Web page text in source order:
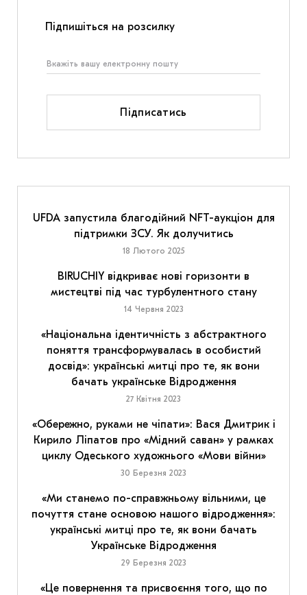
Підпишіться на розсилку
Підписатись
UFDA запустила благодійний NFT-аукціон для
підтримки ЗСУ. Як долучитись
18 Лютого 2025
BIRUCHIY відкриває нові горизонти в
мистецтві під час турбулентного стану
14 Червня 2023
«Національна ідентичність з абстрактного
поняття трансформувалась в особистий
досвід»: українські митці про те, як вони
бачать українське Відродження
27 Квітня 2023
«Обережно, руками не чіпати»: Вася Дмитрик і
Кирило Ліпатов про «Мідний саван» у рамках
циклу Одеського художнього «Мови війни»
30 Березня 2023
«Ми станемо по-справжньому вільними, це
почуття стане основою нашого відродження»:
українські митці про те, як вони бачать
Українське Відродження
29 Березня 2023
«Це повернення та присвоєння того, що по